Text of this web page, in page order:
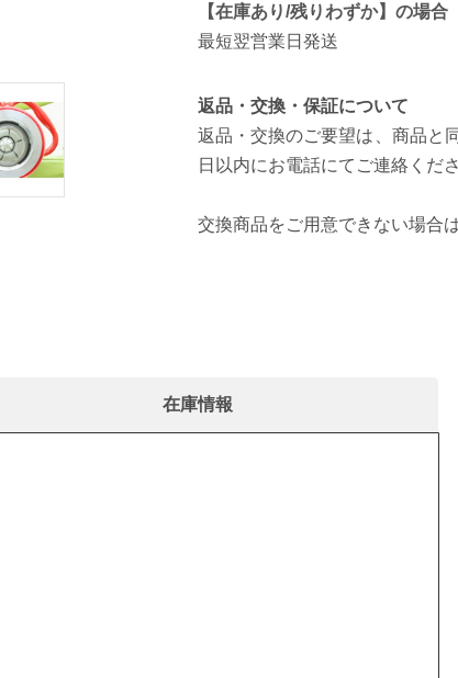
[ピット巻き]
【在庫あり/残りわずか】の場合
最短翌営業日発送
返品・交換・保証について
返品・交換のご要望は、商品と
日以内にお電話にてご連絡くださ
交換商品をご用意できない場合
在庫情報